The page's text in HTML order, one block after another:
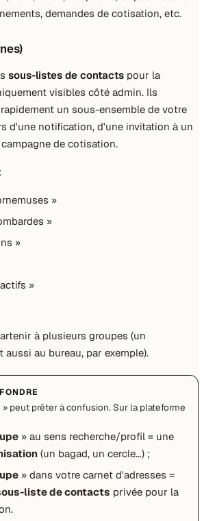
demandes de cotisation, etc.
sous-listes de contacts pour la
visibles côté admin. Ils
un sous-ensemble de votre
d'une notification, d'une invitation à un
de cotisation.
:
»
»
»
»
à plusieurs groupes (un
au bureau, par exemple).
» peut prêter à confusion. Sur la plateforme
» au sens recherche/profil = une
(un bagad, un cercle…) ;
» dans votre carnet d'adresses =
liste de contacts privée pour la